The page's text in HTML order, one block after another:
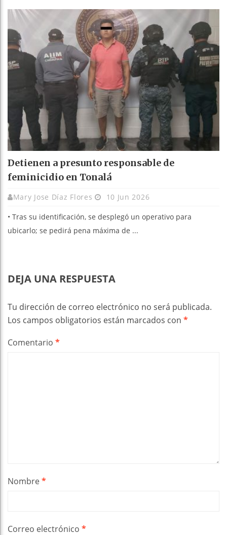
Detienen a presunto responsable de
feminicidio en Tonalá
Mary Jose Díaz Flores 10 Jun 2026
• Tras su identificación, se desplegó un operativo para
ubicarlo; se pedirá pena máxima de ...
DEJA UNA RESPUESTA
Tu dirección de correo electrónico no será publicada.
Los campos obligatorios están marcados con *
Comentario *
Nombre*
Correo electrónico *